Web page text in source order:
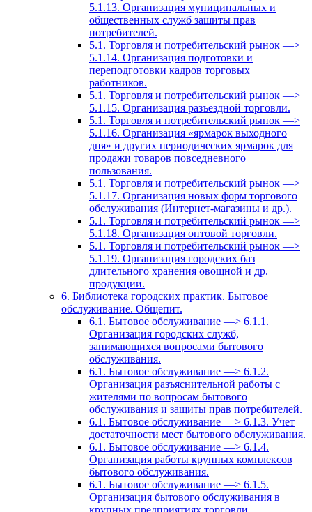
5.1.13. Организация муниципальных и
общественных служб зашиты прав
потребителей.
5.1. Торговля и потребительский рынок —>
5.1.14. Организация подготовки и
переподготовки кадров торговых
работников.
5.1. Торговля и потребительский рынок —>
5.1.15. Организация разъездной торговли.
5.1. Торговля и потребительский рынок —>
5.1.16. Организация «ярмарок выходного
дня» и других периодических ярмарок для
продажи товаров повседневного
пользования.
5.1. Торговля и потребительский рынок —>
5.1.17. Организация новых форм торгового
обслуживания (Интернет-магазины и др.).
5.1. Торговля и потребительский рынок —>
5.1.18. Организация оптовой торговли.
5.1. Торговля и потребительский рынок —>
5.1.19. Организация городских баз
длительного хранения овощной и др.
продукции.
6. Библиотека городских практик. Бытовое
обслуживание. Общепит.
6.1. Бытовое обслуживание —> 6.1.1.
Организация городских служб,
занимающихся вопросами бытового
обслуживания.
6.1. Бытовое обслуживание —> 6.1.2.
Организация разъяснительной работы с
жителями по вопросам бытового
обслуживания и защиты прав потребителей.
6.1. Бытовое обслуживание —> 6.1.3. Учет
достаточности мест бытового обслуживания.
6.1. Бытовое обслуживание —> 6.1.4.
Организация работы крупных комплексов
бытового обслуживания.
6.1. Бытовое обслуживание —> 6.1.5.
Организация бытового обслуживания в
крупных предприятиях торговли.